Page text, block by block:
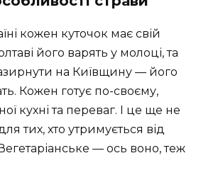
кожен куточок має свій
його варять у молоці, та
на Київщину — його
Кожен готує по-своєму,
кухні та переваг. І це ще не
тих, хто утримується від
— ось воно, теж